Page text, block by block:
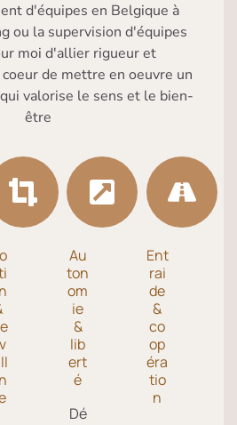
d'équipes en Belgique à
ou la supervision d'équipes
moi d'allier rigueur et
de mettre en oeuvre un
valorise le sens et le bien-
être
Au
ton
om
ie
&
lib
ert
é
Dé
Ent
rai
de
&
co
op
éra
tio
n